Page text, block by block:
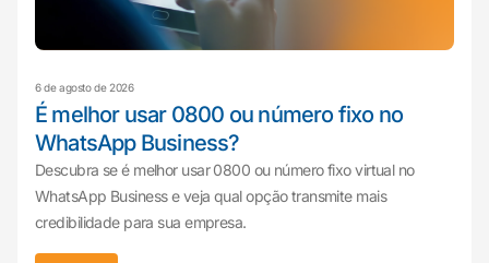
6 de agosto de 2026
É melhor usar 0800 ou número fixo no
WhatsApp Business?
Descubra se é melhor usar 0800 ou número fixo virtual no
WhatsApp Business e veja qual opção transmite mais
credibilidade para sua empresa.